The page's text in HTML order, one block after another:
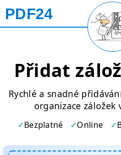
PDF24
Přidat
Rychlé a snadné
organizace záložek
Bezplatné Online